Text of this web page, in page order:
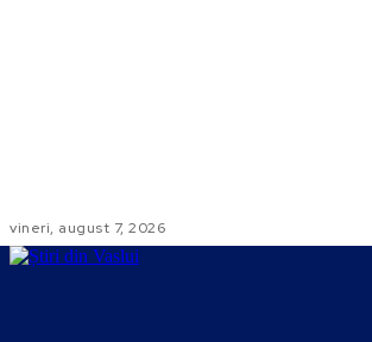
vineri, august 7, 2026